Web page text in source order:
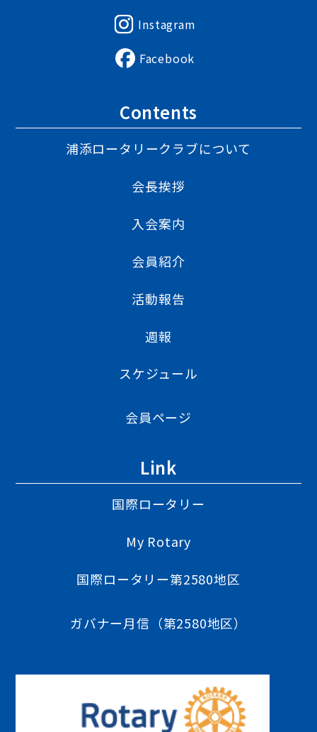
Instagram
Facebook
Contents
浦添ロータリークラブについて
会長挨拶
入会案内
会員紹介
活動報告
週報
スケジュール
会員ページ
Link
国際ロータリー
My Rotary
国際ロータリー第2580地区
ガバナー月信（第2580地区）